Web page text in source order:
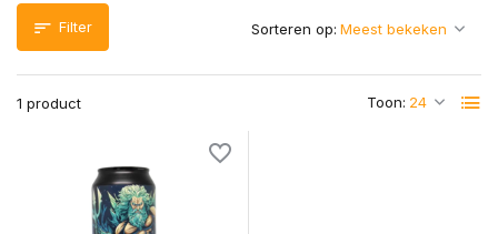
Filter
1 product Toon:
Sorteren op: